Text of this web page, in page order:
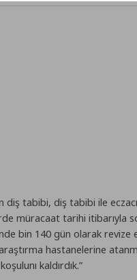
tabibi, diş tabibi ile
müracaat tarihi itibarıyla
bin 140 gün olarak revize
hastanelerine
kaldırdık.”